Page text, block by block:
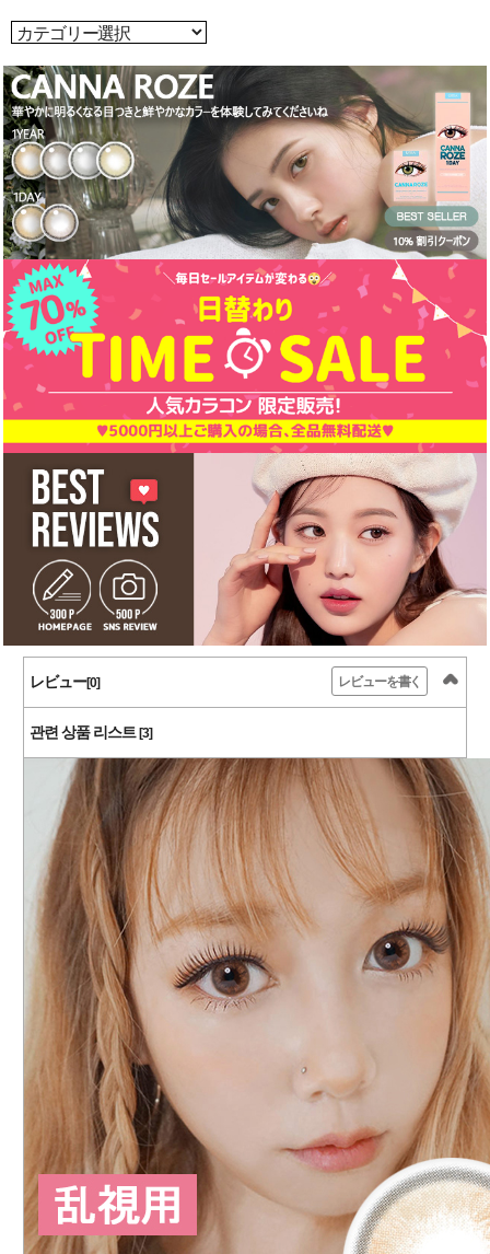
レビュー[0] レビューを書く
관련 상품 리스트 [3]